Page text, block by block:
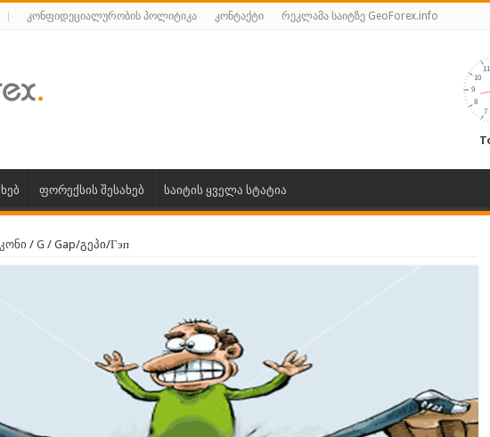
კონფიდეციალურობის პოლიტიკა კონტაქტი რეკლამა საიტზე GeoForex.info
ფორექსის შესახებ საიტის ყველა სტატია
/ G / Gap/გეპი/Гэп